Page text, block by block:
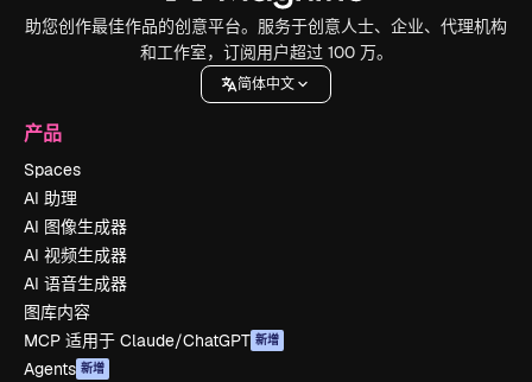
助您创作最佳作品的创意平台。服务于创意人士、企业、代理机构
和工作室，订阅用户超过 100 万。
简体中文
产品
Spaces
AI 助理
AI 图像生成器
AI 视频生成器
AI 语音生成器
图库内容
MCP 适用于 Claude/ChatGPT 新增
Agents 新增